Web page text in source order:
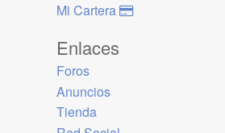
Mi Cartera
Enlaces
Foros
Anuncios
Tienda